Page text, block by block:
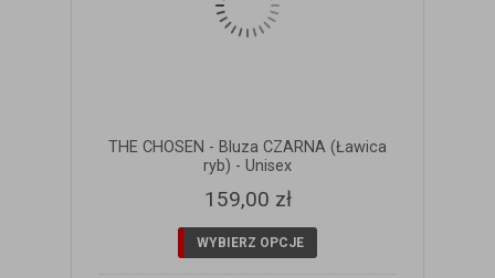
THE CHOSEN - Bluza CZARNA (Ławica
ryb) - Unisex
159,00 zł
WYBIERZ OPCJE